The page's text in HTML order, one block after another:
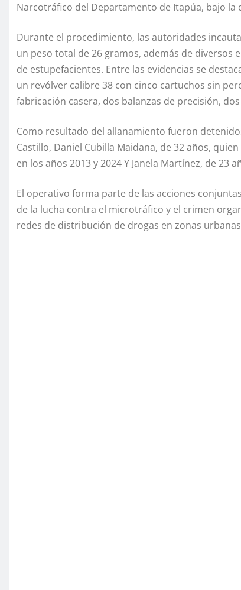
Narcotráfico del Departamento de Itapúa, bajo la
Durante el procedimiento, las autoridades
un peso total de 26 gramos, además de
de estupefacientes. Entre las evidencias se
un revólver calibre 38 con cinco cartuchos sin
fabricación casera, dos balanzas de precisión,
Como resultado del allanamiento fueron
Castillo, Daniel Cubilla Maidana, de 32 años,
en los años 2013 y 2024 Y Janela Martínez, de 23
El operativo forma parte de las acciones
de la lucha contra el microtráfico y el crimen
redes de distribución de drogas en zonas